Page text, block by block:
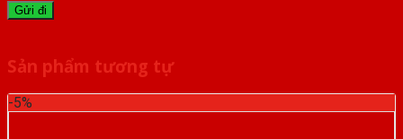
Sản phẩm tương tự
-5%